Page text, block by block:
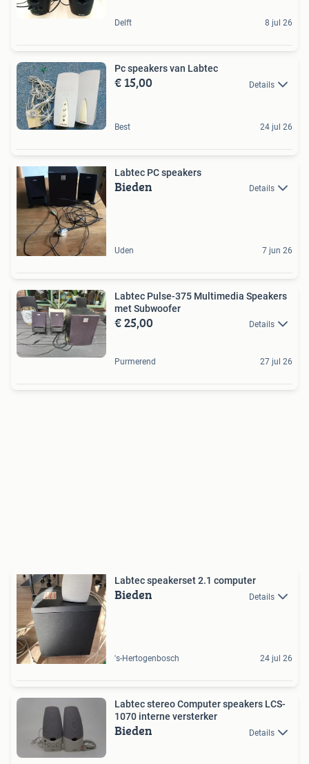
Delft 8 jul 26
Pc speakers van Labtec
€ 15,00 Details
Best 24 jul 26
Labtec PC speakers
Bieden Details
Uden 7 jun 26
Labtec Pulse-375 Multimedia Speakers
met Subwoofer
€ 25,00 Details
Purmerend 27 jul 26
Labtec speakerset 2.1 computer
Bieden Details
's-Hertogenbosch 24 jul 26
Labtec stereo Computer speakers LCS-
1070 interne versterker
Bieden Details